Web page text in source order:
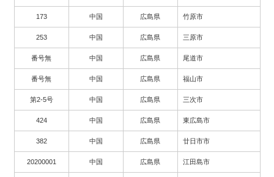
173 中国 広島県 竹原市
253 中国 広島県 三原市
番号無 中国 広島県 尾道市
番号無 中国 広島県 福山市
第2-5号 中国 広島県 三次市
424 中国 広島県 東広島市
382 中国 広島県 廿日市市
20200001 中国 広島県 江田島市